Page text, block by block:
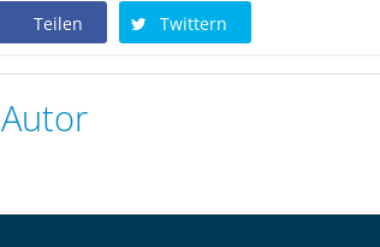
Teilen Twittern
Autor